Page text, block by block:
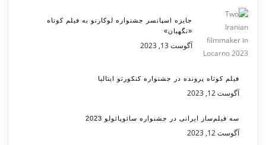
جایزه اسپانسر جشنواره لوکارنو به فیلم کوتاه
«نگهبان»
آگوست 13, 2023
فیلم کوتاه پرونده در جشنواره کنکورتو ایتالیا
آگوست 12, 2023
سه فیلم‌ساز ایرانی در جشنواره سائوپائولو 2023
آگوست 12, 2023